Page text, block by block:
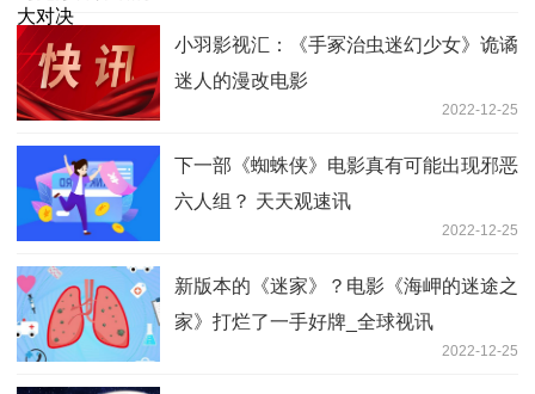
小羽影视汇：《手冢治虫迷幻少女》诡谲
迷人的漫改电影
2022-12-25
下一部《蜘蛛侠》电影真有可能出现邪恶
六人组？ 天天观速讯
2022-12-25
新版本的《迷家》？电影《海岬的迷途之
家》打烂了一手好牌_全球视讯
2022-12-25